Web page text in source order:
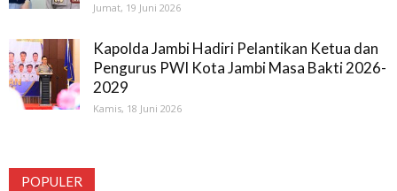
Jumat, 19 Juni 2026
Kapolda Jambi Hadiri Pelantikan Ketua dan
Pengurus PWI Kota Jambi Masa Bakti 2026-
2029
Kamis, 18 Juni 2026
POPULER